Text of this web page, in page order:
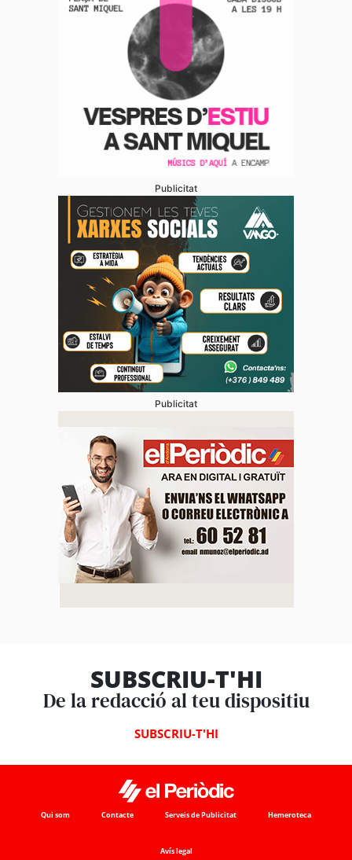
Publicitat
Publicitat
SUBSCRIU-T'HI
De la redacció al teu dispositiu
SUBSCRIU-T'HI
Qui som Contacte Serveis de Publicitat Hemeroteca
Avís legal